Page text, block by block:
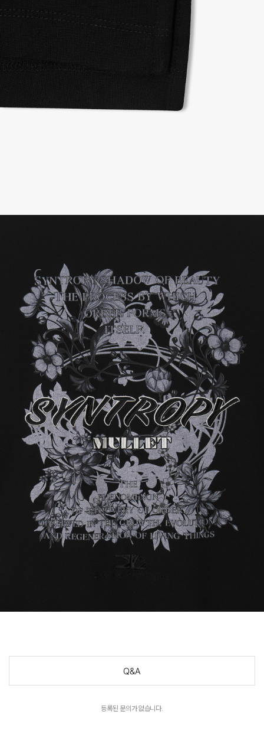
Q&A
등록된 문의가 없습니다.